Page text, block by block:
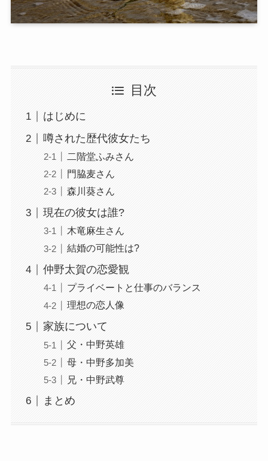
目次
はじめに
噂された歴代彼女たち
二階堂ふみさん
門脇麦さん
森川葵さん
現在の彼女は誰?
木竜麻生さん
結婚の可能性は?
仲野太賀の恋愛観
プライベートと仕事のバランス
理想の恋人像
家族について
父・中野英雄
母・中野多加美
兄・中野武尊
まとめ